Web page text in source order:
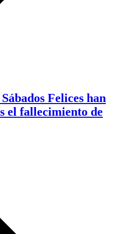
Felices han
el fallecimiento de